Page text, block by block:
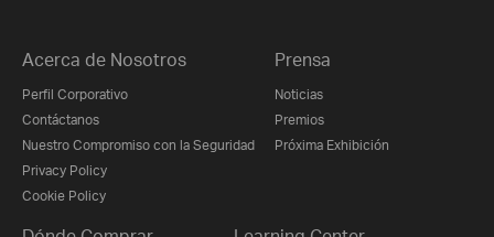
Acerca de Nosotros
Perfil Corporativo
Contáctanos
Nuestro Compromiso con la Seguridad
Privacy Policy
Cookie Policy
Prensa
Noticias
Premios
Próxima Exhibición